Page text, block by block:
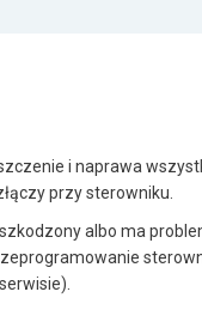
i naprawa
przy sterowniku.
albo ma